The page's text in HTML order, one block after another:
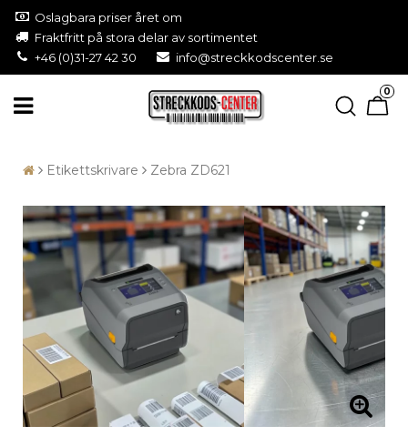
Oslagbara priser året om
Fraktfritt på stora delar av sortimentet
+46 (0)31-27 42 30
info@streckkodscenter.se
0
Etikettskrivare Zebra ZD621